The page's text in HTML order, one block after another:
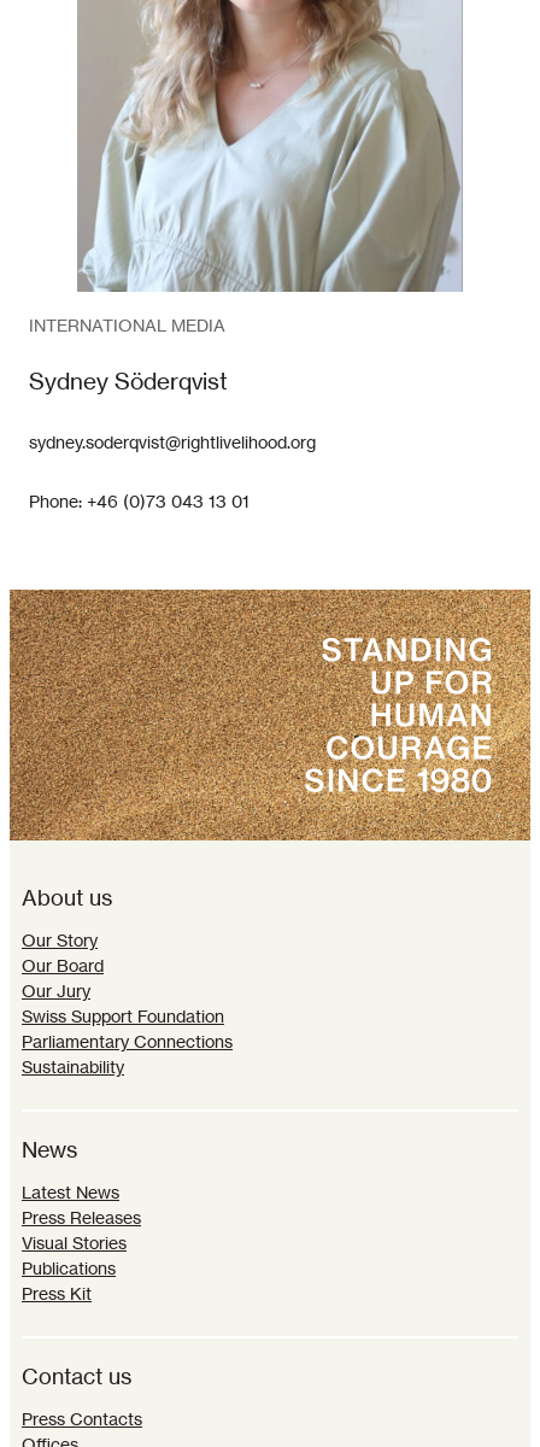
INTERNATIONAL MEDIA
Sydney Söderqvist
sydney.soderqvist@rightlivelihood.org
Phone: +46 (0)73 043 13 01
About us
Our Story
Our Board
Our Jury
Swiss Support Foundation
Parliamentary Connections
Sustainability
News
Latest News
Press Releases
Visual Stories
Publications
Press Kit
Contact us
Press Contacts